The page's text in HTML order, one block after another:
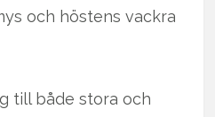
och höstens vackra
till både stora och